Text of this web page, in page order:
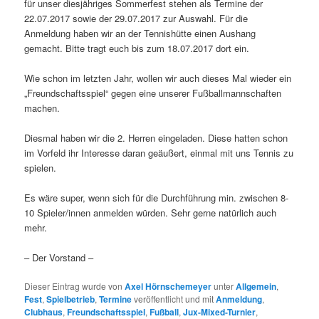
für unser diesjähriges Sommerfest stehen als Termine der
22.07.2017 sowie der 29.07.2017 zur Auswahl. Für die
Anmeldung haben wir an der Tennishütte einen Aushang
gemacht. Bitte tragt euch bis zum 18.07.2017 dort ein.
Wie schon im letzten Jahr, wollen wir auch dieses Mal wieder ein
„Freundschaftsspiel“ gegen eine unserer Fußballmannschaften
machen.
Diesmal haben wir die 2. Herren eingeladen. Diese hatten schon
im Vorfeld ihr Interesse daran geäußert, einmal mit uns Tennis zu
spielen.
Es wäre super, wenn sich für die Durchführung min. zwischen 8-
10 Spieler/innen anmelden würden. Sehr gerne natürlich auch
mehr.
– Der Vorstand –
Dieser Eintrag wurde vonAxel HörnschemeyerunterAllgemein,
Fest,Spielbetrieb,Termineveröffentlicht und mitAnmeldung,
Clubhaus,Freundschaftsspiel,Fußball,Jux-Mixed-Turnier,